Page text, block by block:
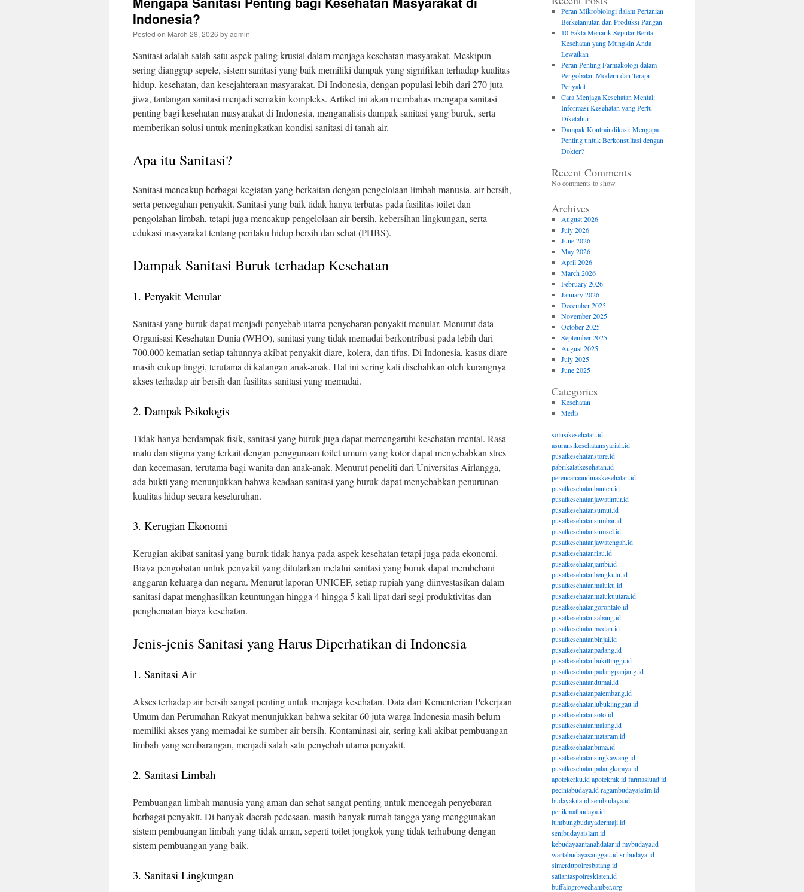
Indonesia?
Posted on March 28, 2026 byadmin
Sanitasi adalah salah satu aspek paling krusial dalam menjaga kesehatan masyarakat. Meskipun
sering dianggap sepele, sistem sanitasi yang baik memiliki dampak yang signifikan terhadap kualitas
hidup, kesehatan, dan kesejahteraan masyarakat. Di Indonesia, dengan populasi lebih dari 270 juta
jiwa, tantangan sanitasi menjadi semakin kompleks. Artikel ini akan membahas mengapa sanitasi
penting bagi kesehatan masyarakat di Indonesia, menganalisis dampak sanitasi yang buruk, serta
memberikan solusi untuk meningkatkan kondisi sanitasi di tanah air.
Apa itu Sanitasi?
Sanitasi mencakup berbagai kegiatan yang berkaitan dengan pengelolaan limbah manusia, air bersih,
serta pencegahan penyakit. Sanitasi yang baik tidak hanya terbatas pada fasilitas toilet dan
pengolahan limbah, tetapi juga mencakup pengelolaan air bersih, kebersihan lingkungan, serta
edukasi masyarakat tentang perilaku hidup bersih dan sehat (PHBS).
Dampak Sanitasi Buruk terhadap Kesehatan
1. Penyakit Menular
Sanitasi yang buruk dapat menjadi penyebab utama penyebaran penyakit menular. Menurut data
Organisasi Kesehatan Dunia (WHO), sanitasi yang tidak memadai berkontribusi pada lebih dari
700.000 kematian setiap tahunnya akibat penyakit diare, kolera, dan tifus. Di Indonesia, kasus diare
masih cukup tinggi, terutama di kalangan anak-anak. Hal ini sering kali disebabkan oleh kurangnya
akses terhadap air bersih dan fasilitas sanitasi yang memadai.
2. Dampak Psikologis
Tidak hanya berdampak fisik, sanitasi yang buruk juga dapat memengaruhi kesehatan mental. Rasa
malu dan stigma yang terkait dengan penggunaan toilet umum yang kotor dapat menyebabkan stres
dan kecemasan, terutama bagi wanita dan anak-anak. Menurut peneliti dari Universitas Airlangga,
ada bukti yang menunjukkan bahwa keadaan sanitasi yang buruk dapat menyebabkan penurunan
kualitas hidup secara keseluruhan.
3. Kerugian Ekonomi
Kerugian akibat sanitasi yang buruk tidak hanya pada aspek kesehatan tetapi juga pada ekonomi.
Biaya pengobatan untuk penyakit yang ditularkan melalui sanitasi yang buruk dapat membebani
anggaran keluarga dan negara. Menurut laporan UNICEF, setiap rupiah yang diinvestasikan dalam
sanitasi dapat menghasilkan keuntungan hingga 4 hingga 5 kali lipat dari segi produktivitas dan
penghematan biaya kesehatan.
Jenis-jenis Sanitasi yang Harus Diperhatikan di Indonesia
1. Sanitasi Air
Akses terhadap air bersih sangat penting untuk menjaga kesehatan. Data dari Kementerian Pekerjaan
Umum dan Perumahan Rakyat menunjukkan bahwa sekitar 60 juta warga Indonesia masih belum
memiliki akses yang memadai ke sumber air bersih. Kontaminasi air, sering kali akibat pembuangan
limbah yang sembarangan, menjadi salah satu penyebab utama penyakit.
2. Sanitasi Limbah
Pembuangan limbah manusia yang aman dan sehat sangat penting untuk mencegah penyebaran
berbagai penyakit. Di banyak daerah pedesaan, masih banyak rumah tangga yang menggunakan
sistem pembuangan limbah yang tidak aman, seperti toilet jongkok yang tidak terhubung dengan
sistem pembuangan yang baik.
3. Sanitasi Lingkungan
Peran Mikrobiologi dalam Pertanian
Berkelanjutan dan Produksi Pangan
10 Fakta Menarik Seputar Berita
Kesehatan yang Mungkin Anda
Lewatkan
Peran Penting Farmakologi dalam
Pengobatan Modern dan Terapi
Penyakit
Cara Menjaga Kesehatan Mental:
Informasi Kesehatan yang Perlu
Diketahui
Dampak Kontraindikasi: Mengapa
Penting untuk Berkonsultasi dengan
Dokter?
Recent Comments
No comments to show.
Archives
August 2026
July 2026
June 2026
May 2026
April 2026
March 2026
February 2026
January 2026
December 2025
November 2025
October 2025
September 2025
August 2025
July 2025
June 2025
Categories
Kesehatan
Medis
solusikesehatan.id
asuransikesehatansyariah.id
pusatkesehatanstore.id
pabrikalatkesehatan.id
perencanaandinaskesehatan.id
pusatkesehatanbanten.id
pusatkesehatanjawatimur.id
pusatkesehatansumut.id
pusatkesehatansumbar.id
pusatkesehatansumsel.id
pusatkesehatanjawatengah.id
pusatkesehatanriau.id
pusatkesehatanjambi.id
pusatkesehatanbengkulu.id
pusatkesehatanmaluku.id
pusatkesehatanmalukuutara.id
pusatkesehatangorontalo.id
pusatkesehatansabang.id
pusatkesehatanmedan.id
pusatkesehatanbinjai.id
pusatkesehatanpadang.id
pusatkesehatanbukittinggi.id
pusatkesehatanpadangpanjang.id
pusatkesehatandumai.id
pusatkesehatanpalembang.id
pusatkesehatanlubuklinggau.id
pusatkesehatansolo.id
pusatkesehatanmalang.id
pusatkesehatanmataram.id
pusatkesehatanbima.id
pusatkesehatansingkawang.id
pusatkesehatanpalangkaraya.id
apotekerku.idapotekmk.idfarmasiuad.id
pecintabudaya.idragambudayajatim.id
budayakita.idsenibudaya.id
penikmatbudaya.id
lumbungbudayadermaji.id
senibudayaislam.id
kebudayaantanahdatar.idmybudaya.id
wartabudayasanggau.idsribudaya.id
simerdupolresbatang.id
satlantaspolresklaten.id
buffalogrovechamber.org